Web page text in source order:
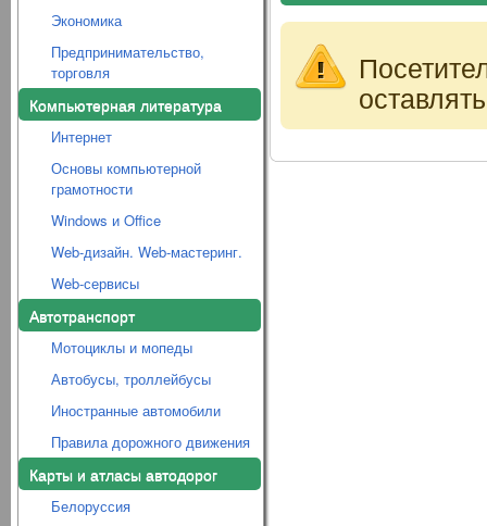
Экономика
Предпринимательство,
торговля
Компьютерная литература
Интернет
Основы компьютерной
грамотности
Windows и Office
Web-дизайн. Web-мастеринг.
Web-сервисы
Автотранспорт
Мотоциклы и мопеды
Автобусы, троллейбусы
Иностранные автомобили
Правила дорожного движения
Карты и атласы автодорог
Белоруссия